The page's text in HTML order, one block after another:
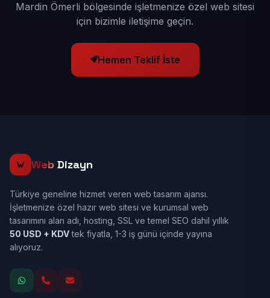
Mardin Ömerli bölgesinde işletmenize özel web sitesi
için bizimle iletişime geçin.
Hemen Teklif İste
Web Dizayn
Türkiye geneline hizmet veren web tasarım ajansı.
İşletmenize özel hazır web sitesi ve kurumsal web
tasarımını alan adı, hosting, SSL ve temel SEO dahil yıllık
50 USD + KDVtek fiyatla, 1-3 iş günü içinde yayına
alıyoruz.